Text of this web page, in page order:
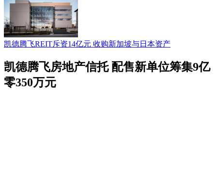
凯德腾飞REIT斥资14亿元 收购新加坡与日本资产
凯德腾飞房地产信托 配售新单位筹集9亿
零350万元